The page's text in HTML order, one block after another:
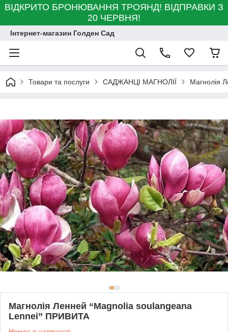
ВІДКРИТО БРОНЮВАННЯ ТРОЯНД! ВІДПРАВКИ З
20 ЧЕРВНЯ!
Інтернет-магазин Голден Сад
Товари та послуги САДЖАНЦІ МАГНОЛІЇ Магнолія
Магнолія Ленней “Magnolia soulangeana
Lennei” ПРИВИТА